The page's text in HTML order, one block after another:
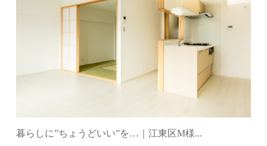
暮らしに”ちょうどいい”を…｜江東区M様...